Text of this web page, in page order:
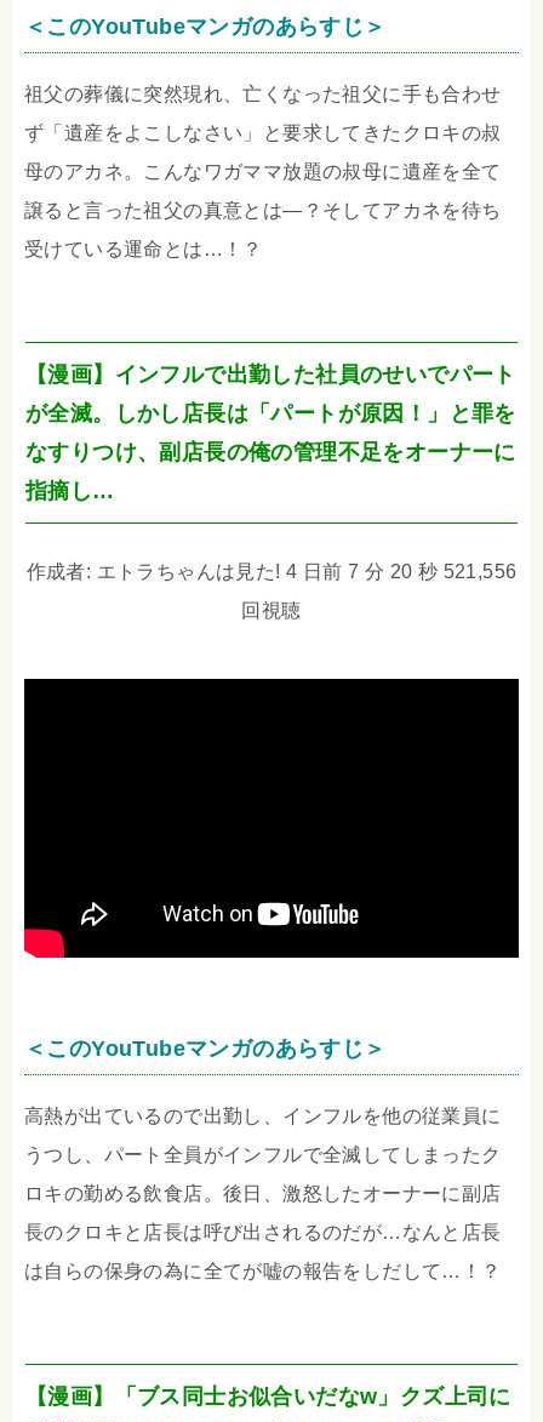
＜このYouTubeマンガのあらすじ＞
祖父の葬儀に突然現れ、亡くなった祖父に手も合わせ
ず「遺産をよこしなさい」と要求してきたクロキの叔
母のアカネ。こんなワガママ放題の叔母に遺産を全て
譲ると言った祖父の真意とは―？そしてアカネを待ち
受けている運命とは…！？
【漫画】インフルで出勤した社員のせいでパート
が全滅。しかし店長は「パートが原因！」と罪を
なすりつけ、副店長の俺の管理不足をオーナーに
指摘し…
作成者: エトラちゃんは見た! 4 日前 7 分 20 秒 521,556
回視聴
＜このYouTubeマンガのあらすじ＞
高熱が出ているので出勤し、インフルを他の従業員に
うつし、パート全員がインフルで全滅してしまったク
ロキの勤める飲食店。後日、激怒したオーナーに副店
長のクロキと店長は呼び出されるのだが…なんと店長
は自らの保身の為に全てが嘘の報告をしだして…！？
【漫画】「ブス同士お似合いだなw」クズ上司に